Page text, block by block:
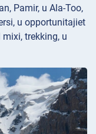
Pamir, u Ala-Too,
u opportunitajiet
trekking, u